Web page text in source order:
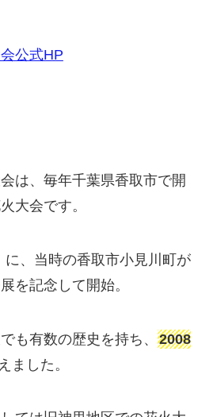
公式HP
は、毎年千葉県香取市で開
大会です。
に、当時の香取市小見川町が
を記念して開始。
も有数の歴史を持ち、 2008
ました。